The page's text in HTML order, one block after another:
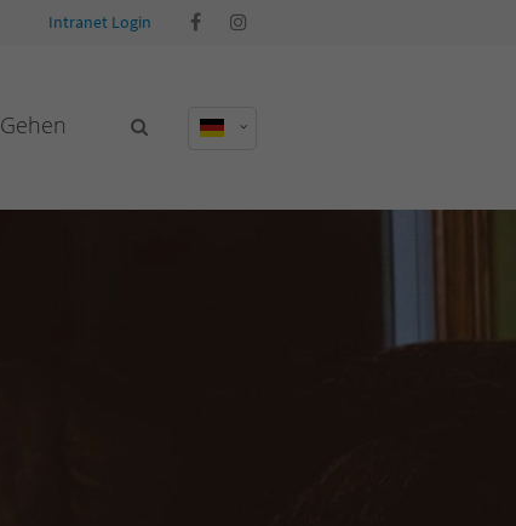
Intranet Login
Gehen